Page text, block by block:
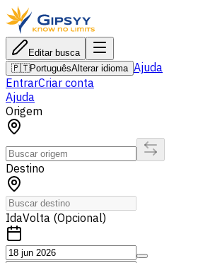
Editar busca
🇵🇹PortuguêsAlterar idioma Ajuda
EntrarCriar conta
Ajuda
Origem
Destino
IdaVolta (Opcional)